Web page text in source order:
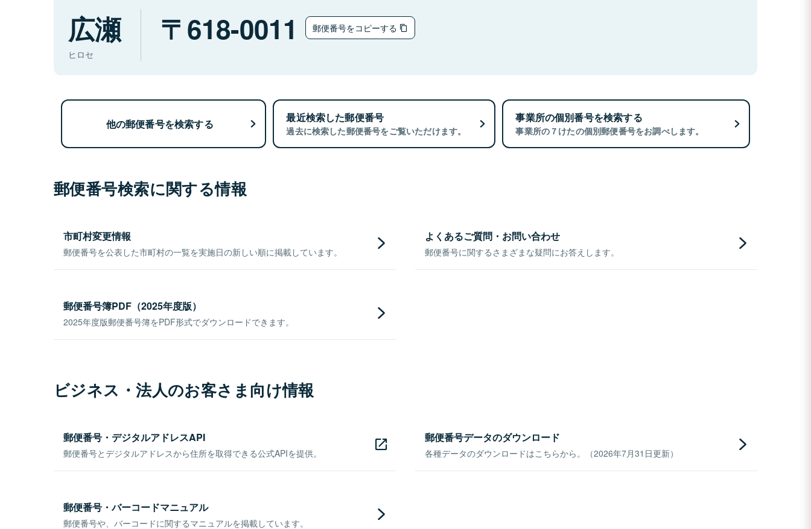
広瀬
ヒロセ
618-0011 郵便番号をコピーする
他の郵便番号を検索する 最近検索した郵便番号
過去に検索した郵便番号をご覧いただけます。
事業所の個別番号を検索する
事業所の７けたの個別郵便番号をお調べします。
郵便番号検索に関する情報
市町村変更情報
郵便番号を公表した市町村の一覧を実施日の新しい順に掲載しています。
よくあるご質問・お問い合わせ
郵便番号に関するさまざまな疑問にお答えします。
郵便番号簿PDF（2025年度版）
2025年度版郵便番号簿をPDF形式でダウンロードできます。
ビジネス・法人のお客さま向け情報
郵便番号・デジタルアドレスAPI
郵便番号とデジタルアドレスから住所を取得できる公式APIを提供。
郵便番号データのダウンロード
各種データのダウンロードはこちらから。（2026年7月31日更新）
郵便番号・バーコードマニュアル
郵便番号や、バーコードに関するマニュアルを掲載しています。